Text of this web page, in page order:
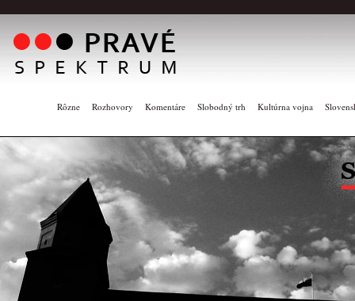
Rôzne Rozhovory Komentáre Slobodný trh Kultúrna vojna